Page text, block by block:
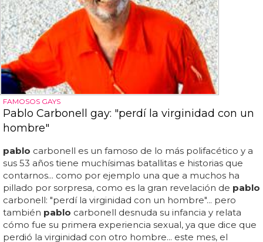
FAMOSOS GAYS
Pablo Carbonell gay: "perdí la virginidad con un
hombre"
pablo carbonell es un famoso de lo más polifacético y a
sus 53 años tiene muchísimas batallitas e historias que
contarnos... como por ejemplo una que a muchos ha
pillado por sorpresa, como es la gran revelación de pablo
carbonell: "perdí la virginidad con un hombre"... pero
también pablo carbonell desnuda su infancia y relata
cómo fue su primera experiencia sexual, ya que dice que
perdió la virginidad con otro hombre... este mes, el